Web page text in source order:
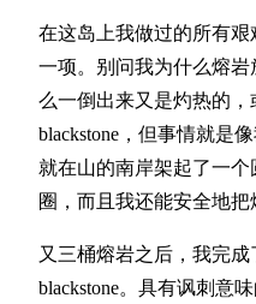
在这岛上我做过的所有
一项。别问我为什么熔
么一倒出来又是灼热的
blackstone，但事情就是
就在山的南岸架起了一
圈，而且我还能安全地
又三桶熔岩之后，我完
blackstone。具有讽刺意